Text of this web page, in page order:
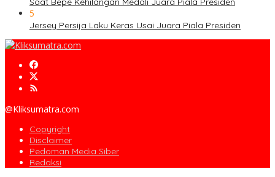
5
Jersey Persija Laku Keras Usai Juara Piala Presiden
@Kliksumatra.com
Copyright
Disclaimer
Pedoman Media Siber
Redaksi